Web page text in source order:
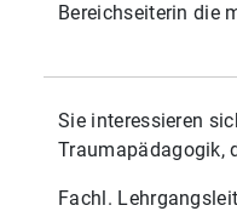
Bereichseiterin die
Sie interessieren
Traumapädagogik,
Fachl.